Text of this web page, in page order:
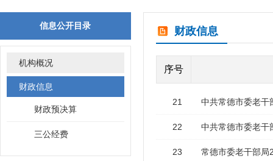
信息公开目录
机构概况
财政信息
财政预决算
三公经费
财政信息
序号
21 中共常德市委老干
22 中共常德市委老干
23 常德市委老干部局